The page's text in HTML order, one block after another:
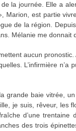
la journée. Elle a
Marion, est partie
de la région.
Mélanie me donnait
aucun
L’infirmière
grande baie vitrée,
je suis, rêveur, les
d’une
des trois